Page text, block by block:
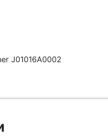
J01016A0002